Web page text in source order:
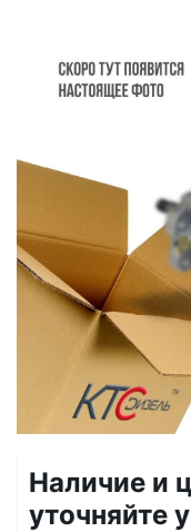
Наличие и
уточняйте